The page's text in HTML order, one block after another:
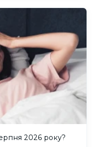
2026 року?